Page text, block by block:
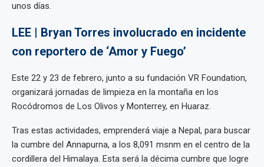
unos días.
LEE | Bryan Torres involucrado en incidente
con reportero de ‘Amor y Fuego’
Este 22 y 23 de febrero, junto a su fundación VR Foundation,
organizará jornadas de limpieza en la montaña en los
Rocódromos de Los Olivos y Monterrey, en Huaraz.
Tras estas actividades, emprenderá viaje a Nepal, para buscar
la cumbre del Annapurna, a los 8,091 msnm en el centro de la
cordillera del Himalaya. Esta será la décima cumbre que logre